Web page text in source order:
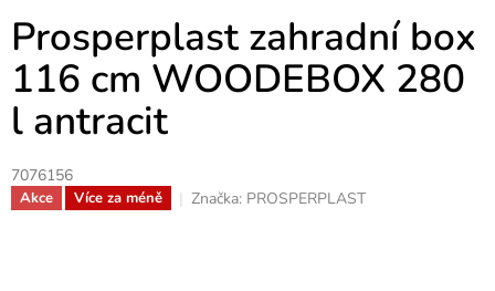
Prosperplast zahradní box
116 cm WOODEBOX 280
l antracit
7076156
Akce Více za méně Značka: PROSPERPLAST